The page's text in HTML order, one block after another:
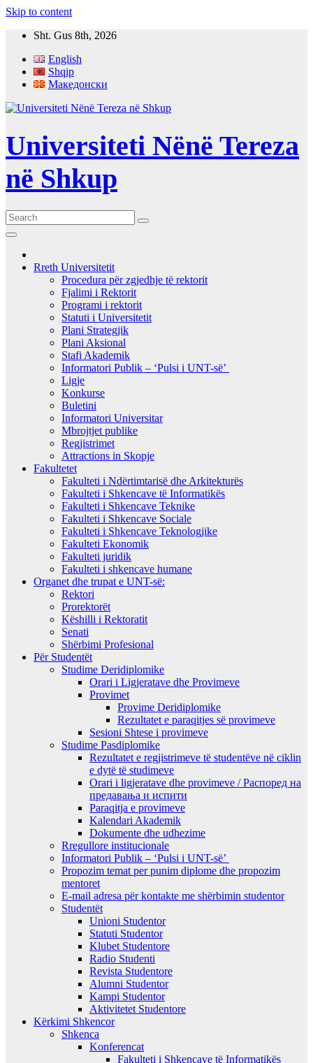
Skip to content
Sht. Gus 8th, 2026
English
Shqip
Македонски
Universiteti Nënë Tereza
në Shkup
Rreth Universitetit
Procedura për zgjedhje të rektorit
Fjalimi i Rektorit
Programi i rektorit
Statuti i Universitetit
Plani Strategjik
Plani Aksional
Stafi Akademik
Informatori Publik – ‘Pulsi i UNT-së’
Ligje
Konkurse
Buletini
Informatori Universitar
Mbrojtjet publike
Regjistrimet
Attractions in Skopje
Fakultetet
Fakulteti i Ndërtimtarisë dhe Arkitekturës
Fakulteti i Shkencave të Informatikës
Fakulteti i Shkencave Teknike
Fakulteti i Shkencave Sociale
Fakulteti i Shkencave Teknologjike
Fakulteti Ekonomik
Fakulteti juridik
Fakulteti i shkencave humane
Organet dhe trupat e UNT-së:
Rektori
Prorektorët
Këshilli i Rektoratit
Senati
Shërbimi Profesional
Për Studentët
Studime Deridiplomike
Orari i Ligjeratave dhe Provimeve
Provimet
Provime Deridiplomike
Rezultatet e paraqitjes së provimeve
Sesioni Shtese i provimeve
Studime Pasdiplomike
Rezultatet e regjistrimeve të studentëve në ciklin
e dytë të studimeve
Orari i ligjeratave dhe provimeve / Распоред на
предавањa и испити
Paraqitja e provimeve
Kalendari Akademik
Dokumente dhe udhezime
Rregullore institucionale
Informatori Publik – ‘Pulsi i UNT-së’
Propozim temat per punim diplome dhe propozim
mentoret
E-mail adresa për kontakte me shërbimin studentor
Studentët
Unioni Studentor
Statuti Studentor
Klubet Studentore
Radio Studenti
Revista Studentore
Alumni Studentor
Kampi Studentor
Aktivitetet Studentore
Kërkimi Shkencor
Shkenca
Konferencat
Fakulteti i Shkencave të Informatikës